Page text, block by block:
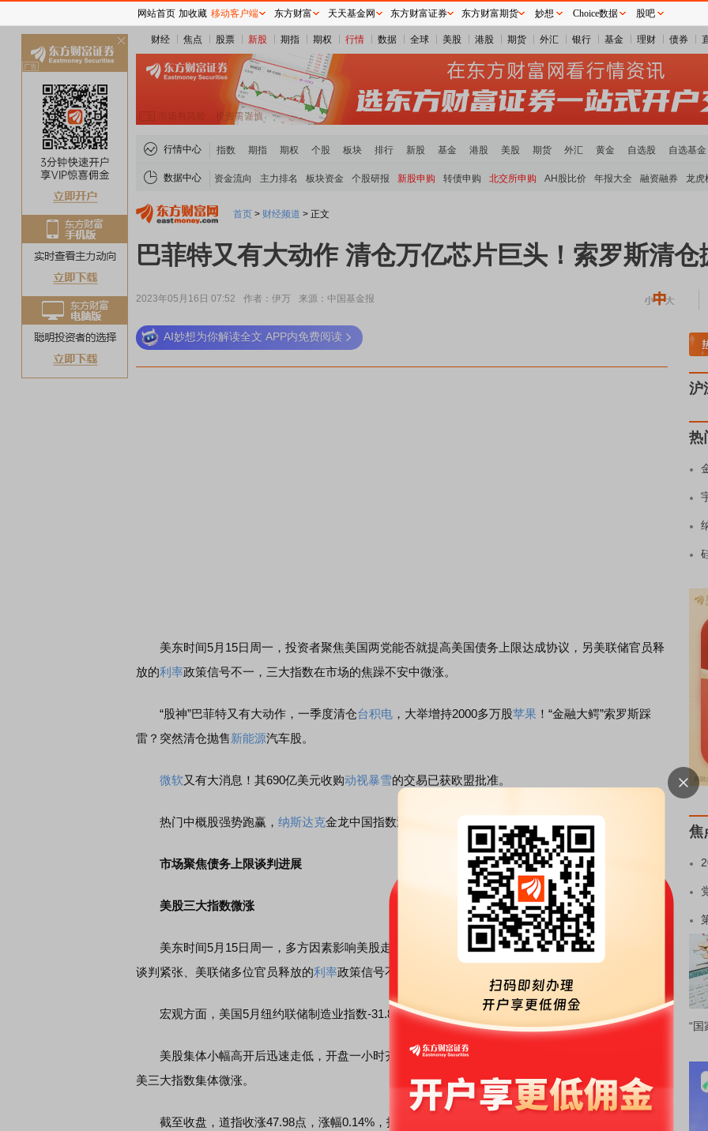
财经 焦点 股票 新股 期指 期权 行情 数据 全球 美股 港股 期货 外汇 银行 基金 理财 债券
行情中心 指数 期指 期权 个股 板块 排行 新股 基金 港股 美股 期货 外汇 黄金 自选股 自选基金
数据中心 资金流向 主力排名 板块资金 个股研报 新股申购 转债申购 北交所申购 AH股比价 年报大全 融资融券 龙虎
首页 > 财经频道 > 正文
巴菲特又有大动作 清仓万亿芯片巨头！索罗斯清
2023年05月16日 07:52 作者：伊万 来源：中国基金报
AI妙想为你解读全文 APP内免费阅读
美东时间5月15日周一，投资者聚焦美国两党能否就提高美国债务上限达成协议，另美联储官员释
放的利率政策信号不一，三大指数在市场的焦躁不安中微涨。
“股神”巴菲特又有大动作，一季度清仓台积电 ，大举增持2000多万股苹果 ！“金融大鳄”索罗斯踩
雷？突然清仓抛售新能源汽车股。
微软又有大消息！其690亿美元收购动视暴雪的交易已获欧盟批准。
热门中概股强势跑赢， 纳斯达克金龙中国指数涨超4%。
市场聚焦债务上限谈判进展
美股三大指数微涨
美东时间5月15日周一，多方因素影响美股走向：重要经济数据远逊预期、市场聚焦美国债务上限
谈判紧张、美联储多位官员释放的利率政策信号不一，美三大指数波动不安中微涨。
宏观方面，美国5月纽约联储制造业指数-31.8，跌入萎缩区间，远逊预期的-2.5和前值10.8。
美股集体小幅高开后迅速走低，开盘一小时齐跌且道指跌近140点，但午盘时美股重新转涨，最终
美三大指数集体微涨。
截至收盘，道指收涨47.98点，涨幅0.14%，报33348.60点。标普500指数收涨12.20点，涨幅
沪
热
焦
“国
网站首页 加收藏 移动客户端 东方财富 天天基金网 东方财富证券 东方财富期货 妙想 Choice数据 股吧
关